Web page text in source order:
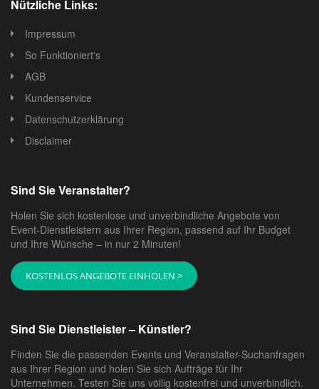
Nützliche Links:
Impressum
So Funktioniert's
AGB
Kundenservice
Datenschutzerklärung
Disclaimer
Sind Sie Veranstalter?
Holen Sie sich kostenlose und unverbindliche Angebote von
Event-Dienstleistern aus Ihrer Region, passend auf Ihr Budget
und Ihre Wünsche – in nur 2 Minuten!
KOSTENLOS ANGEBOTE EINHOLEN >
Sind Sie Dienstleister – Künstler?
Finden Sie die passenden Events und Veranstalter-Suchanfragen
aus Ihrer Region und holen Sie sich Aufträge für Ihr
Unternehmen. Testen Sie uns völlig kostenfrei und unverbindlich.